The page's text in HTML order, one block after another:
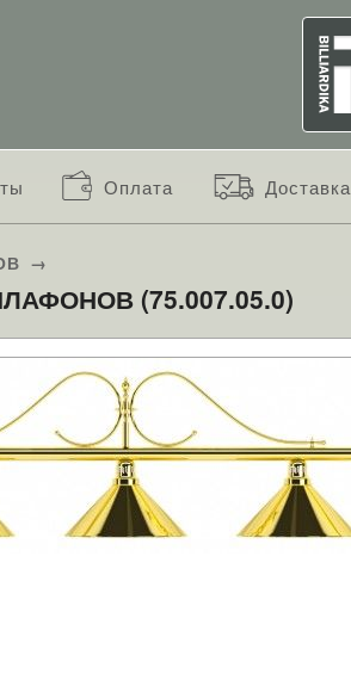
Оплата Доставка
→
(75.007.05.0)